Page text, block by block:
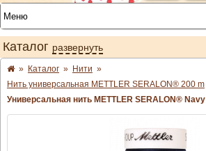
Каталог развернуть
» Каталог » Нити »
Нить универсальная METTLER SERALON® 200 m
Универсальная нить METTLER SERALON® Navy